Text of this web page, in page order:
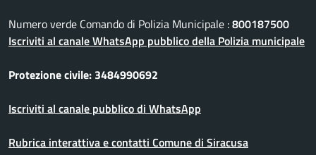
Numero verde Comando di Polizia Municipale :800187500
Iscriviti al canale WhatsApp pubblico della Polizia municipale
Protezione civile: 3484990692
Iscriviti al canale pubblico di WhatsApp
Rubrica interattiva e contatti Comune di Siracusa